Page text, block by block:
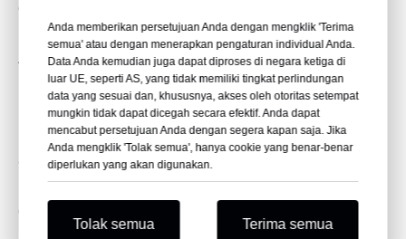
dikembangkan pada tahun 1857 untuk menentukan
kabel listrik berdasarkan daya dukung arusnya.
Anehnya, semakin tinggi angkanya, semakin tipis
kawatnya. Kawat disebut berat, sedang, atau halus:
Kawat berat biasanya berukuran 10-16, dan digunakan
untuk pekerjaan terberat pada material berat, seperti
atap atau material konstruksi lainnya. Staples kawat
berat juga digunakan untuk subfloor, pembingkaian,
dan untuk memasang kotak ke palet.
Anda memberikan persetujuan Anda dengan mengklik 'Terima
semua' atau dengan menerapkan pengaturan individual Anda.
Data Anda kemudian juga dapat diproses di negara ketiga di
luar UE, seperti AS, yang tidak memiliki tingkat perlindungan
data yang sesuai dan, khususnya, akses oleh otoritas setempat
mungkin tidak dapat dicegah secara efektif. Anda dapat
mencabut persetujuan Anda dengan segera kapan saja. Jika
Anda mengklik 'Tolak semua', hanya cookie yang benar-benar
diperlukan yang akan digunakan.
Tolak semua Terima semua